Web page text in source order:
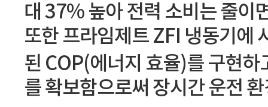
대 37% 높아 전력 소비는 줄이
또한 프라임제트 ZFI 냉동기에
된 COP(에너지 효율)를 구현
를 확보함으로써 장시간 운전